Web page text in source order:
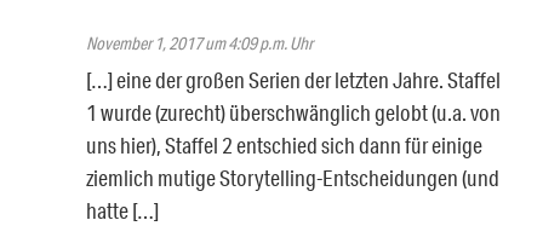
November 1, 2017 um 4:09 p.m. Uhr
[…] eine der großen Serien der letzten Jahre. Staffel
1 wurde (zurecht) überschwänglich gelobt (u.a. von
uns hier), Staffel 2 entschied sich dann für einige
ziemlich mutige Storytelling-Entscheidungen (und
hatte […]